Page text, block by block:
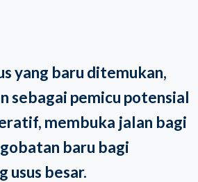
yang baru ditemukan,
sebagai pemicu potensial
membuka jalan bagi
baru bagi
usus besar.